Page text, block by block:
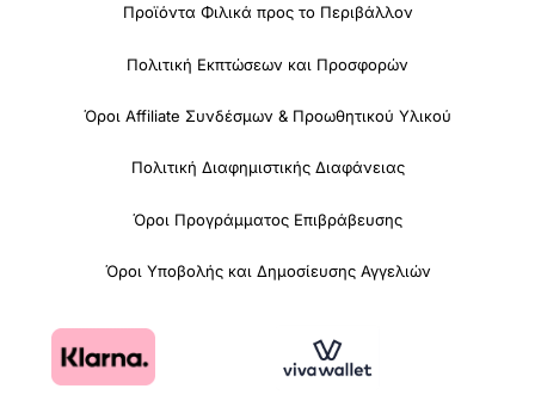
Προϊόντα Φιλικά προς το Περιβάλλον
Πολιτική Εκπτώσεων και Προσφορών
Όροι Affiliate Συνδέσμων & Προωθητικού Υλικού
Πολιτική Διαφημιστικής Διαφάνειας
Όροι Προγράμματος Επιβράβευσης
Όροι Υποβολής και Δημοσίευσης Αγγελιών